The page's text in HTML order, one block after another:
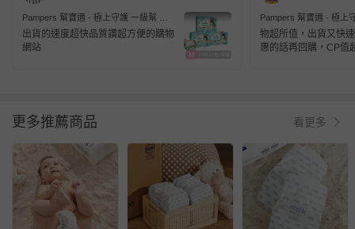
Pampers 幫寶適 - 極上守護 一級幫 黏
貼型紙尿褲/尿布/箱購【原廠公司貨】
(M)-76片x2
出貨的速度超快品質讚超方便的購物
網站
Pampers 幫寶適 - 極上
貼型紙尿褲/尿布/箱購【
(M)-76片x2
物超所值，出貨又快
惠的話再回購，CP值
更多推薦商品 看更多